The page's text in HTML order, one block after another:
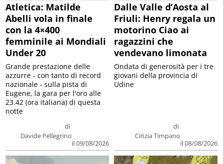
Atletica: Matilde
Abelli vola in finale
con la 4×400
femminile ai Mondiali
Under 20
di
Davide Pellegrino
il 09/08/2026
Grande prestazione delle
azzurre - con tanto di record
nazionale - sulla pista di
Eugene, la gara per l'oro alle
23.42 (ora italiana) di questa
notte
Dalle Valle d’Aosta al
Friuli: Henry regala un
motorino Ciao ai
ragazzini che
vendevano limonata
di
Cinzia Timpano
il 08/08/2026
Ondata di generosità per i tre
giovani della provincia di
Udine